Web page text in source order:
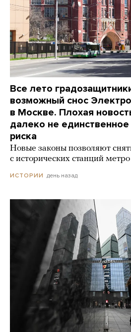
Все лето
возможный снос
в Москве. Плохая
далеко не единственное
риска
Новые законы позволяют
с исторических станций метро
ИСТОРИИ день назад